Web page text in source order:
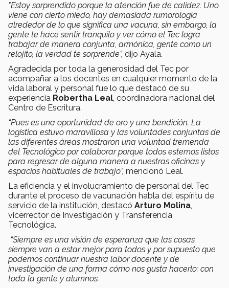
"Estoy sorprendido porque la atención fue de calidez. Uno
viene con cierto miedo, hay demasiada rumorología
alrededor de lo que significa una vacuna, sin embargo, la
gente te hace sentir tranquilo y ver cómo el Tec logra
trabajar de manera conjunta, armónica, gente como un
relojito, la verdad te sorprende”, dijo Ayala.
Agradecida por toda la generosidad del Tec por
acompañar a los docentes en cualquier momento de la
vida laboral y personal fue lo que destacó de su
experiencia Robertha Leal, coordinadora nacional del
Centro de Escritura.
“Pues es una oportunidad de oro y una bendición. La
logística estuvo maravillosa y las voluntades conjuntas de
las diferentes áreas mostraron una voluntad tremenda
del Tecnológico por colaborar porque todos estemos listos
para regresar de alguna manera a nuestras oficinas y
espacios habituales de trabajo”, mencionó Leal.
La eficiencia y el involucramiento de personal del Tec
durante el proceso de vacunación habla del espíritu de
servicio de la institución, destacó Arturo Molina,
vicerrector de Investigación y Transferencia
Tecnológica.
“Siempre es una visión de esperanza que las cosas
siempre van a estar mejor para todos y por supuesto que
podemos continuar nuestra labor docente y de
investigación de una forma cómo nos gusta hacerlo: con
toda la gente y alumnos.